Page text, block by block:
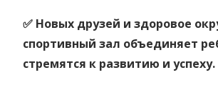
✅ Новых друзей и здоровое
спортивный зал объединяет
стремятся к развитию и успеху.